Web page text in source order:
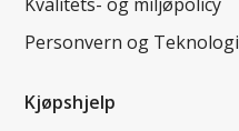
Personvern og Teknologi
Kjøpshjelp